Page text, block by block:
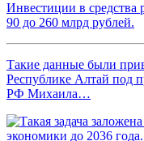
Инвестиции в
90 до 260 млрд рублей.
Такие данные были
Республике Алтай под
РФ Михаила…